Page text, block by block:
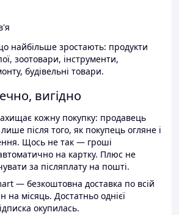
найбільше зростають: продукти
зоотовари, інструменти,
будівельні товари.
вигідно
кожну покупку: продавець
після того, як покупець огляне і
Щось не так — гроші
на картку. Плюс не
за післяплату на пошті.
— безкоштовна доставка по всій
на місяць. Достатньо однієї
окупилась.